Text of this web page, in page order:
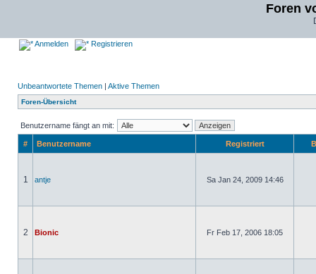
Foren
Anmelden Registrieren
Unbeantwortete Themen | Aktive Themen
Foren-Übersicht
Benutzername fängt an mit:
# Benutzername Registriert
1 antje Sa Jan 24, 2009 14:46
2 Bionic Fr Feb 17, 2006 18:05